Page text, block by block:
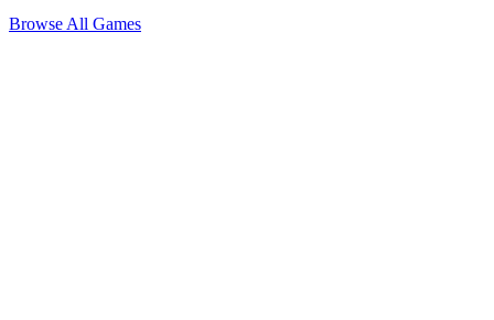
Browse All Games